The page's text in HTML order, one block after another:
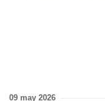
09 may 2026